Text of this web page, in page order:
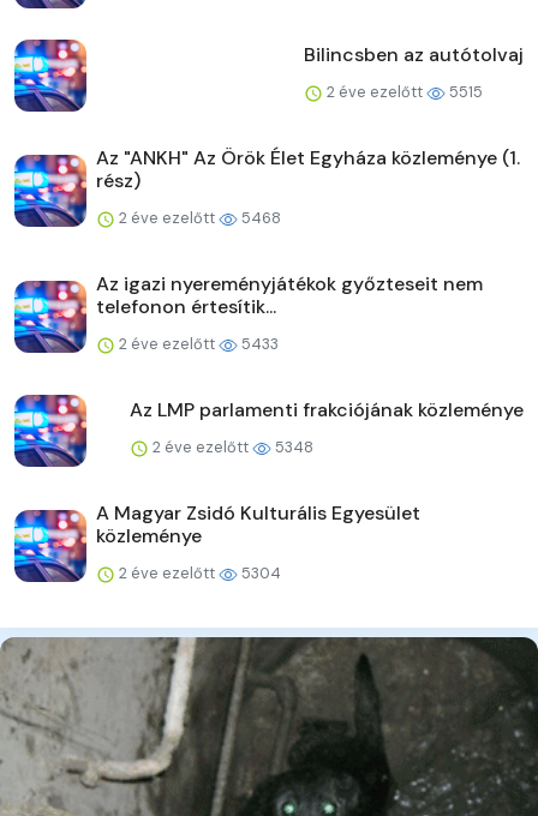
Bilincsben az autótolvaj
2 éve ezelőtt 5515
Az "ANKH" Az Örök Élet Egyháza közleménye (1.
rész)
2 éve ezelőtt 5468
Az igazi nyereményjátékok győzteseit nem
telefonon értesítik...
2 éve ezelőtt 5433
Az LMP parlamenti frakciójának közleménye
2 éve ezelőtt 5348
A Magyar Zsidó Kulturális Egyesület
közleménye
2 éve ezelőtt 5304